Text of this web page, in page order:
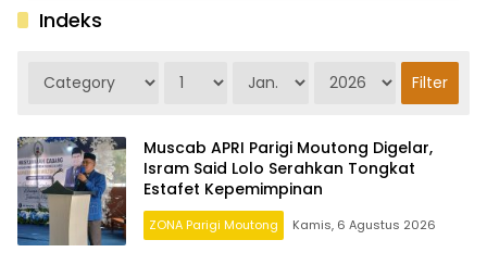
Indeks
Muscab APRI Parigi Moutong Digelar,
Isram Said Lolo Serahkan Tongkat
Estafet Kepemimpinan
ZONA Parigi Moutong Kamis, 6 Agustus 2026